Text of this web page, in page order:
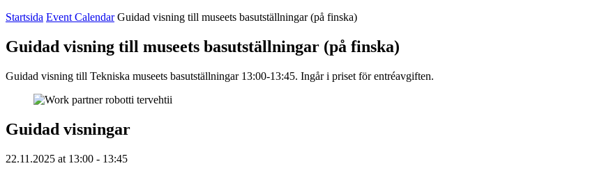
Startsida Event Calendar Guidad visning till museets basutställningar (på finska)
Guidad visning till museets basutställningar (på finska)
Guidad visning till Tekniska museets basutställningar 13:00-13:45. Ingår i priset för entréavgiften.
Guidad visningar
22.11.2025 at 13:00 - 13:45